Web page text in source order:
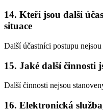
14. Kteří jsou další
situace
Další účastníci postupu nejsou
15. Jaké další činnosti
Další činnosti nejsou
16. Elektronická